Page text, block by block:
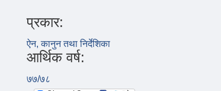
प्रकार:
ऐन, कानुन तथा निर्देशिका
आर्थिक वर्ष:
७७/७८